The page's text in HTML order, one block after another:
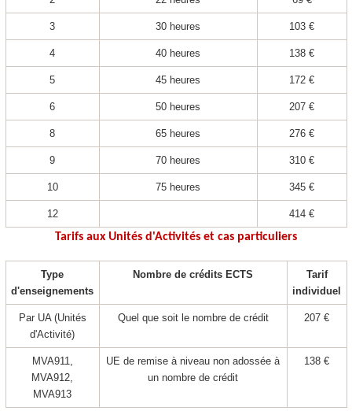
3 30 heures 103 €
4 40 heures 138 €
5 45 heures 172 €
6 50 heures 207 €
8 65 heures 276 €
9 70 heures 310 €
10 75 heures 345 €
12 414 €
Tarifs aux Unités d'Activités et cas particuliers
Type
d'enseignements
Nombre de crédits ECTS
Tarif
individuel
Par UA(Unités
d'Activité)
Quel que soit le nombre de crédit 207 €
MVA911,
MVA912,
MVA913
UE de remise à niveau non adossée à
un nombre de crédit
138 €